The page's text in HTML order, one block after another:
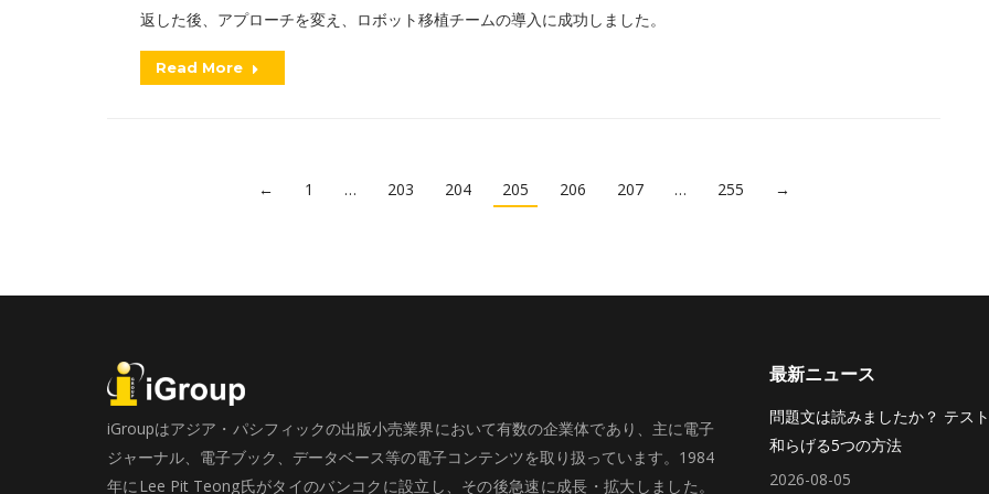
返した後、アプローチを変え、ロボット移植チームの導入に成功しました。
Read More
← 1 … 203 204 205 206 207 … 255 →
iGroupはアジア・パシフィックの出版小売業界において有数の企業体であり、主に電子
ジャーナル、電子ブック、データベース等の電子コンテンツを取り扱っています。1984
年にLee Pit Teong氏がタイのバンコクに設立し、その後急速に成長・拡大しました。
最新ニュース
問題文は読みましたか？ テス
和らげる5つの方法
2026-08-05